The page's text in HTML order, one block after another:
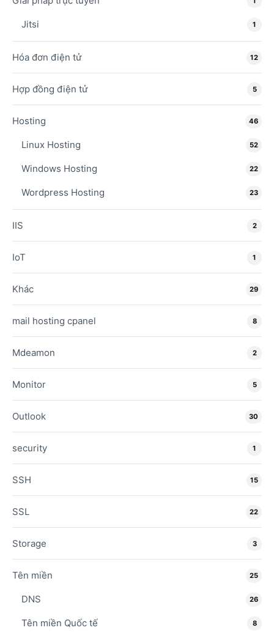
Jitsi 1
Hóa đơn điện tử 12
Hợp đồng điện tử 5
Hosting 46
Linux Hosting 52
Windows Hosting 22
Wordpress Hosting 23
IIS 2
IoT 1
Khác 29
mail hosting cpanel 8
Mdeamon 2
Monitor 5
Outlook 30
security 1
SSH 15
SSL 22
Storage 3
Tên miền 25
DNS 26
Tên miền Quốc tế 8